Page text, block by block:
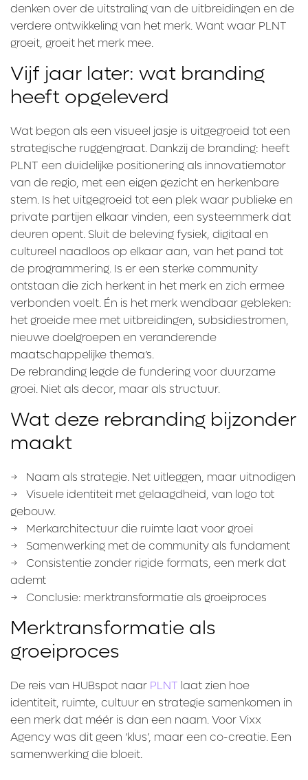
denken over de uitstraling van de uitbreidingen en de
verdere ontwikkeling van het merk. Want waar PLNT
groeit, groeit het merk mee.
Vijf jaar later: wat branding
heeft opgeleverd
Wat begon als een visueel jasje is uitgegroeid tot een
strategische ruggengraat. Dankzij de branding: heeft
PLNT een duidelijke positionering als innovatiemotor
van de regio, met een eigen gezicht en herkenbare
stem. Is het uitgegroeid tot een plek waar publieke en
private partijen elkaar vinden, een systeemmerk dat
deuren opent. Sluit de beleving fysiek, digitaal en
cultureel naadloos op elkaar aan, van het pand tot
de programmering. Is er een sterke community
ontstaan die zich herkent in het merk en zich ermee
verbonden voelt. Én is het merk wendbaar gebleken:
het groeide mee met uitbreidingen, subsidiestromen,
nieuwe doelgroepen en veranderende
maatschappelijke thema’s.
De rebranding legde de fundering voor duurzame
groei. Niet als decor, maar als structuur.
Wat deze rebranding bijzonder
maakt
→ Naam als strategie. Net uitleggen, maar uitnodigen
→ Visuele identiteit met gelaagdheid, van logo tot
gebouw.
→ Merkarchitectuur die ruimte laat voor groei
→ Samenwerking met de community als fundament
→ Consistentie zonder rigide formats, een merk dat
ademt
→ Conclusie: merktransformatie als groeiproces
Merktransformatie als
groeiproces
De reis van HUBspot naar PLNT laat zien hoe
identiteit, ruimte, cultuur en strategie samenkomen in
een merk dat méér is dan een naam. Voor Vixx
Agency was dit geen ‘klus’, maar een co-creatie. Een
samenwerking die bloeit.